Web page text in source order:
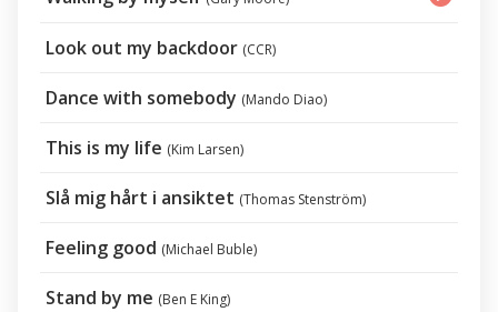
Look out my backdoor (CCR)
Dance with somebody (Mando Diao)
This is my life (Kim Larsen)
Slå mig hårt i ansiktet (Thomas Stenström)
Feeling good (Michael Buble)
Stand by me (Ben E King)